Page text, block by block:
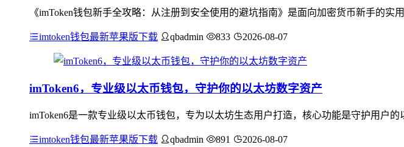
《imToken钱包新手全攻略：从注册到安全使用的避坑指南》是面向加密货币新手的
imtoken钱包最新苹果版下载 qbadmin 833 2026-08-07
imToken6，专业级以太币钱包，守护你的以太坊数字资产
imToken6是一款专业级以太币钱包，专为以太坊生态用户打造，核心功能是守护用户
imtoken钱包最新苹果版下载 qbadmin 891 2026-08-07